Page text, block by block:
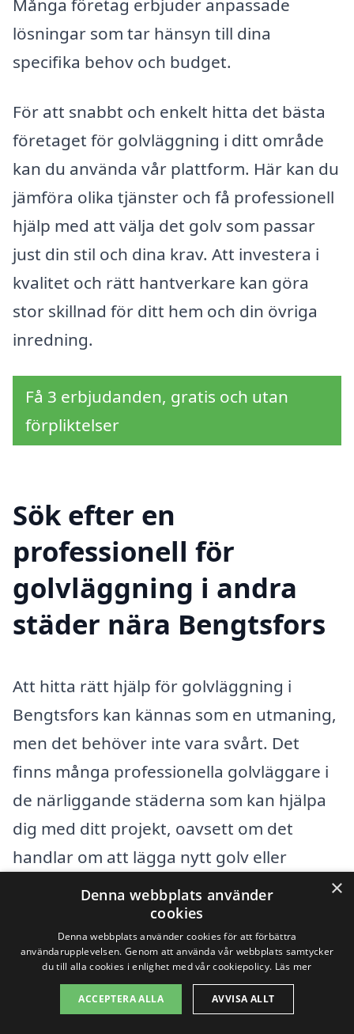
Många företag erbjuder anpassade
lösningar som tar hänsyn till dina
specifika behov och budget.
För att snabbt och enkelt hitta det bästa
företaget för golvläggning i ditt område
kan du använda vår plattform. Här kan du
jämföra olika tjänster och få professionell
hjälp med att välja det golv som passar
just din stil och dina krav. Att investera i
kvalitet och rätt hantverkare kan göra
stor skillnad för ditt hem och din övriga
inredning.
Få 3 erbjudanden, gratis och utan
förpliktelser
Sök efter en
professionell för
golvläggning i andra
städer nära Bengtsfors
Att hitta rätt hjälp för golvläggning i
Bengtsfors kan kännas som en utmaning,
men det behöver inte vara svårt. Det
finns många professionella golvläggare i
de närliggande städerna som kan hjälpa
dig med ditt projekt, oavsett om det
handlar om att lägga nytt golv eller
renovera ett befintligt. För att göra din
sökning enklare har vi samlat information
om golvläggning i området och hur du
kan få in offerter från olika företag.
Du kan överväga att kontakta företag i
×
Denna webbplats använder
cookies
Denna webbplats använder cookies för att förbättra
användarupplevelsen. Genom att använda vår webbplats samtycker
du till alla cookies i enlighet med vår cookiepolicy. Läs mer
ACCEPTERA ALLA AVVISA ALLT